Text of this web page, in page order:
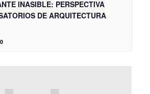
INASIBLE: PERSPECTIVA
DE ARQUITECTURA